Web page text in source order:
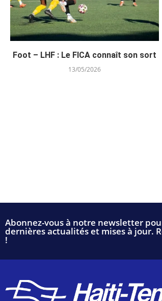
Foot – LHF : Le FICA connaît son sort
13/05/2026
Abonnez-vous à notre newsletter
dernières actualités et mises à jour.
!